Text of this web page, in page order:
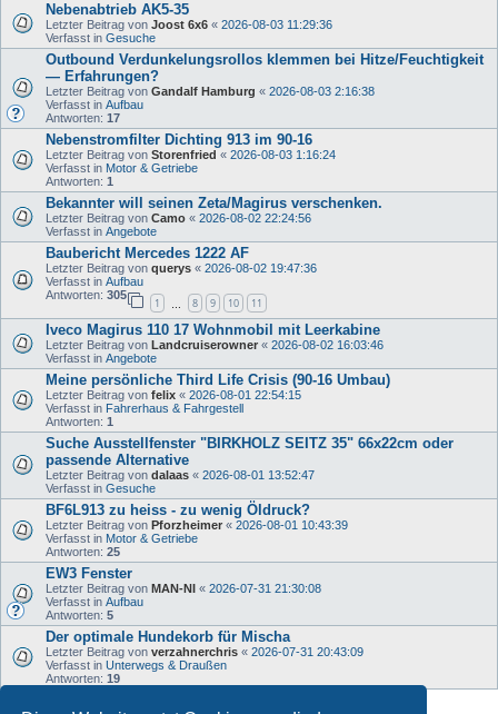
Nebenabtrieb AK5-35
Letzter Beitrag von Joost 6x6 « 2026-08-03 11:29:36
Verfasst in Gesuche
Outbound Verdunkelungsrollos klemmen bei Hitze/Feuchtigkeit
— Erfahrungen?
Letzter Beitrag von Gandalf Hamburg « 2026-08-03 2:16:38
Verfasst in Aufbau
Antworten: 17
Nebenstromfilter Dichting 913 im 90-16
Letzter Beitrag von Storenfried « 2026-08-03 1:16:24
Verfasst in Motor & Getriebe
Antworten: 1
Bekannter will seinen Zeta/Magirus verschenken.
Letzter Beitrag von Camo « 2026-08-02 22:24:56
Verfasst in Angebote
Baubericht Mercedes 1222 AF
Letzter Beitrag von querys « 2026-08-02 19:47:36
Verfasst in Aufbau
Antworten: 305
1 8 9 10 11
Iveco Magirus 110 17 Wohnmobil mit Leerkabine
Letzter Beitrag von Landcruiserowner « 2026-08-02 16:03:46
Verfasst in Angebote
Meine persönliche Third Life Crisis (90-16 Umbau)
Letzter Beitrag von felix « 2026-08-01 22:54:15
Verfasst in Fahrerhaus & Fahrgestell
Antworten: 1
Suche Ausstellfenster "BIRKHOLZ SEITZ 35" 66x22cm oder
passende Alternative
Letzter Beitrag von dalaas « 2026-08-01 13:52:47
Verfasst in Gesuche
BF6L913 zu heiss - zu wenig Öldruck?
Letzter Beitrag von Pforzheimer « 2026-08-01 10:43:39
Verfasst in Motor & Getriebe
Antworten: 25
EW3 Fenster
Letzter Beitrag von MAN-NI « 2026-07-31 21:30:08
Verfasst in Aufbau
Antworten: 5
Der optimale Hundekorb für Mischa
Letzter Beitrag von verzahnerchris « 2026-07-31 20:43:09
Verfasst in Unterwegs & Draußen
Antworten: 19